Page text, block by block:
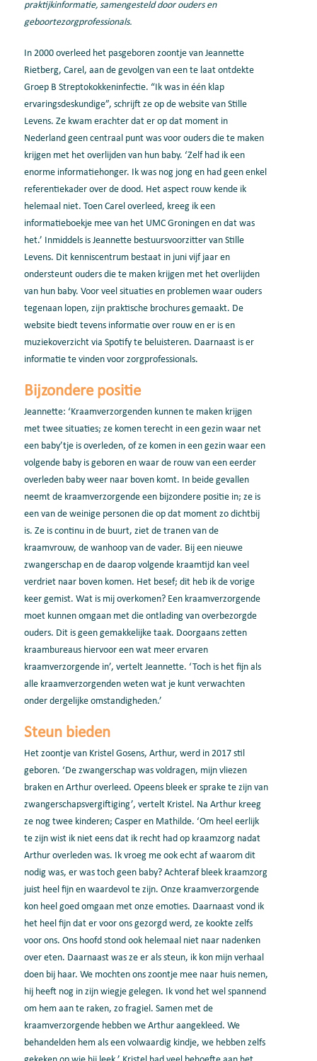
praktijkinformatie, samengesteld door ouders en
geboortezorgprofessionals.
In 2000 overleed het pasgeboren zoontje van Jeannette
Rietberg, Carel, aan de gevolgen van een te laat ontdekte
Groep B Streptokokkeninfectie. “Ik was in één klap
ervaringsdeskundige”, schrijft ze op de website van Stille
Levens. Ze kwam erachter dat er op dat moment in
Nederland geen centraal punt was voor ouders die te maken
krijgen met het overlijden van hun baby. ‘Zelf had ik een
enorme informatiehonger. Ik was nog jong en had geen enkel
referentiekader over de dood. Het aspect rouw kende ik
helemaal niet. Toen Carel overleed, kreeg ik een
informatieboekje mee van het UMC Groningen en dat was
het.’ Inmiddels is Jeannette bestuursvoorzitter van Stille
Levens. Dit kenniscentrum bestaat in juni vijf jaar en
ondersteunt ouders die te maken krijgen met het overlijden
van hun baby. Voor veel situaties en problemen waar ouders
tegenaan lopen, zijn praktische brochures gemaakt. De
website biedt tevens informatie over rouw en er is en
muziekoverzicht via Spotify te beluisteren. Daarnaast is er
informatie te vinden voor zorgprofessionals.
Bijzondere positie
Jeannette: ‘Kraamverzorgenden kunnen te maken krijgen
met twee situaties; ze komen terecht in een gezin waar net
een baby’tje is overleden, of ze komen in een gezin waar een
volgende baby is geboren en waar de rouw van een eerder
overleden baby weer naar boven komt. In beide gevallen
neemt de kraamverzorgende een bijzondere positie in; ze is
een van de weinige personen die op dat moment zo dichtbij
is. Ze is continu in de buurt, ziet de tranen van de
kraamvrouw, de wanhoop van de vader. Bij een nieuwe
zwangerschap en de daarop volgende kraamtijd kan veel
verdriet naar boven komen. Het besef; dit heb ik de vorige
keer gemist. Wat is mij overkomen? Een kraamverzorgende
moet kunnen omgaan met die ontlading van overbezorgde
ouders. Dit is geen gemakkelijke taak. Doorgaans zetten
kraambureaus hiervoor een wat meer ervaren
kraamverzorgende in’, vertelt Jeannette. ‘Toch is het fijn als
alle kraamverzorgenden weten wat je kunt verwachten
onder dergelijke omstandigheden.’
Steun bieden
Het zoontje van Kristel Gosens, Arthur, werd in 2017 stil
geboren. ‘De zwangerschap was voldragen, mijn vliezen
braken en Arthur overleed. Opeens bleek er sprake te zijn van
zwangerschapsvergiftiging’, vertelt Kristel. Na Arthur kreeg
ze nog twee kinderen; Casper en Mathilde. ‘Om heel eerlijk
te zijn wist ik niet eens dat ik recht had op kraamzorg nadat
Arthur overleden was. Ik vroeg me ook echt af waarom dit
nodig was, er was toch geen baby? Achteraf bleek kraamzorg
juist heel fijn en waardevol te zijn. Onze kraamverzorgende
kon heel goed omgaan met onze emoties. Daarnaast vond ik
het heel fijn dat er voor ons gezorgd werd, ze kookte zelfs
voor ons. Ons hoofd stond ook helemaal niet naar nadenken
over eten. Daarnaast was ze er als steun, ik kon mijn verhaal
doen bij haar. We mochten ons zoontje mee naar huis nemen,
hij heeft nog in zijn wiegje gelegen. Ik vond het wel spannend
om hem aan te raken, zo fragiel. Samen met de
kraamverzorgende hebben we Arthur aangekleed. We
behandelden hem als een volwaardig kindje, we hebben zelfs